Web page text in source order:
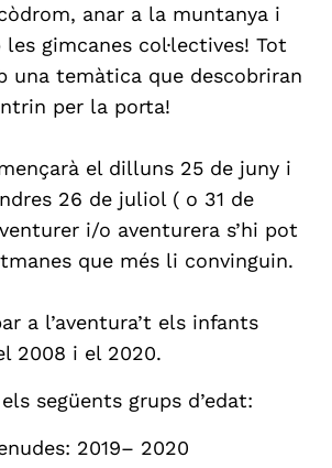
anar a la muntanya i
gimcanes col·lectives! Tot
una temàtica que descobriran
per la porta!
el dilluns 25 de juny i
26 de juliol ( o 31 de
i/o aventurera s’hi pot
que més li convinguin.
a l’aventura’t els infants
2008 i el 2020.
següents grups d’edat:
2019– 2020